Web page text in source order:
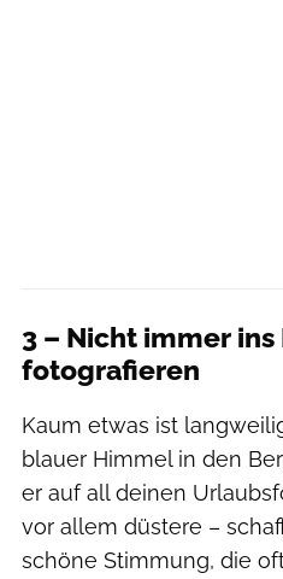
3 – Nicht immer
fotografieren
Kaum etwas ist
blauer Himmel in den
er auf all deinen
vor allem düstere –
schöne Stimmung, die